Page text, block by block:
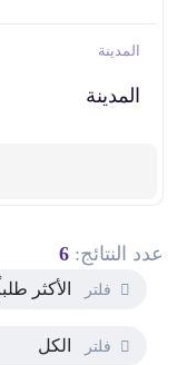
المدينة
عدد النتائج: 6
فلتر
فلتر